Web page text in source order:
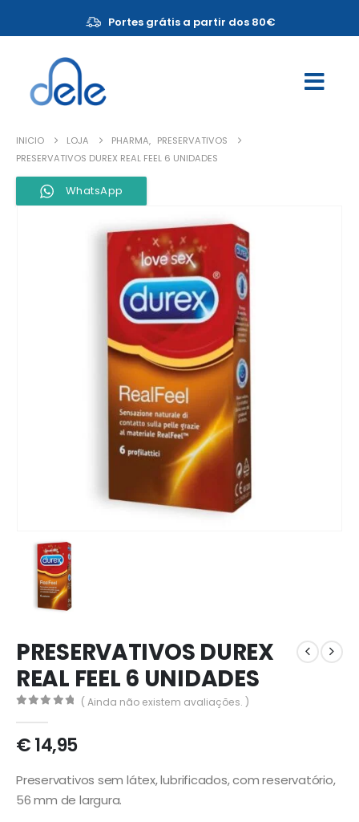
Portes grátis a partir dos 80€
INICIO LOJA PHARMA, PRESERVATIVOS
PRESERVATIVOS DUREX REAL FEEL 6 UNIDADES
WhatsApp
PRESERVATIVOS DUREX
REAL FEEL 6 UNIDADES
( Ainda não existem avaliações. )
€14,95
Preservativos sem látex, lubrificados, com reservatório,
56 mm de largura.